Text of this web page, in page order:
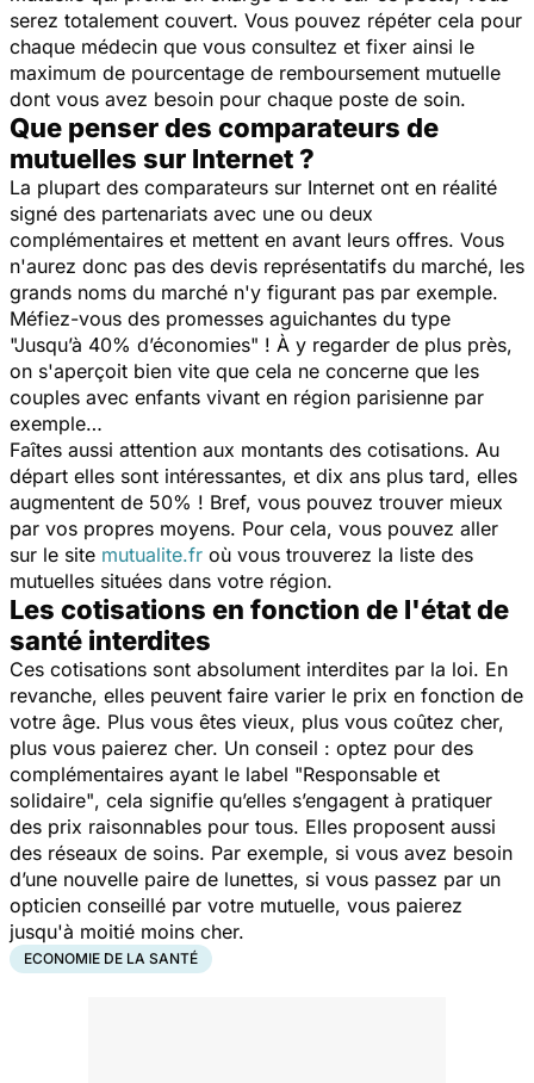
serez totalement couvert. Vous pouvez répéter cela pour
chaque médecin que vous consultez et fixer ainsi le
maximum de pourcentage de remboursement mutuelle
dont vous avez besoin pour chaque poste de soin.
Que penser des comparateurs de
mutuelles sur Internet ?
La plupart des comparateurs sur Internet ont en réalité
signé des partenariats avec une ou deux
complémentaires et mettent en avant leurs offres. Vous
n'aurez donc pas des devis représentatifs du marché, les
grands noms du marché n'y figurant pas par exemple.
Méfiez-vous des promesses aguichantes du type
"Jusqu’à 40% d’économies" ! À y regarder de plus près,
on s'aperçoit bien vite que cela ne concerne que les
couples avec enfants vivant en région parisienne par
exemple…
Faîtes aussi attention aux montants des cotisations. Au
départ elles sont intéressantes, et dix ans plus tard, elles
augmentent de 50% ! Bref, vous pouvez trouver mieux
par vos propres moyens. Pour cela, vous pouvez aller
sur le site mutualite.fr où vous trouverez la liste des
mutuelles situées dans votre région.
Les cotisations en fonction de l'état de
santé interdites
Ces cotisations sont absolument interdites par la loi. En
revanche, elles peuvent faire varier le prix en fonction de
votre âge. Plus vous êtes vieux, plus vous coûtez cher,
plus vous paierez cher. Un conseil : optez pour des
complémentaires ayant le label "Responsable et
solidaire", cela signifie qu’elles s’engagent à pratiquer
des prix raisonnables pour tous. Elles proposent aussi
des réseaux de soins. Par exemple, si vous avez besoin
d’une nouvelle paire de lunettes, si vous passez par un
opticien conseillé par votre mutuelle, vous paierez
jusqu'à moitié moins cher.
ECONOMIE DE LA SANTÉ